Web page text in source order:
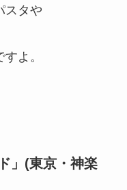
スタや
よ。
」(東京・神楽